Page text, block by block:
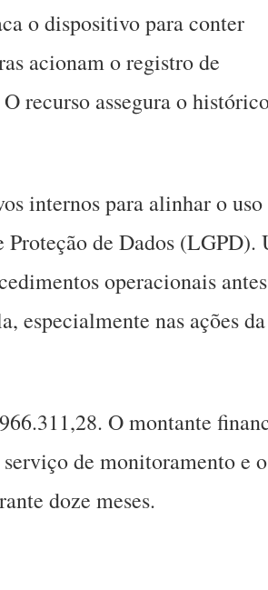
o dispositivo para conter
acionam o registro de
recurso assegura o
internos para alinhar o uso
de Dados (LGPD).
operacionais
especialmente nas ações da
O montante
de monitoramento e o
doze meses.